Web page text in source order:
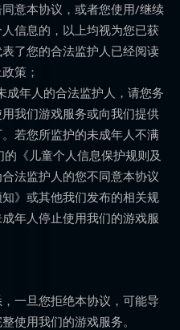
意本协议，或者您使用/继续
信息的，以上均视为您已获
了您的合法监护人已经阅读
策；
成年人的合法监护人，请您务
我们游戏服务或向我们提供
若您所监护的未成年人不满
《儿童个人信息保护规则及
法监护人的您不同意本协议
》或其他我们发布的相关规
年人停止使用我们的游戏服
一旦您拒绝本协议，可能导
使用我们的游戏服务。